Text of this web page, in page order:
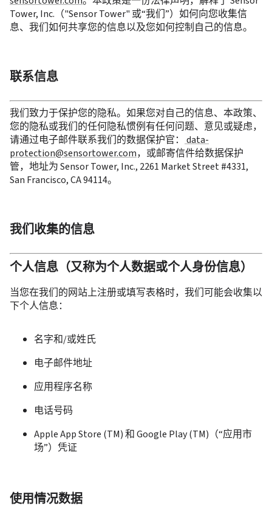
Tower, Inc.（"Sensor Tower" 或“我们”）如何向您收集信
息、我们如何共享您的信息以及您如何控制自己的信息。
联系信息
我们致力于保护您的隐私。如果您对自己的信息、本政策、
您的隐私或我们的任何隐私惯例有任何问题、意见或疑虑，
请通过电子邮件联系我们的数据保护官：
data-
protection@sensortower.com，或邮寄信件给数据保护
管，地址为 Sensor Tower, Inc., 2261 Market Street #4331,
San Francisco, CA 94114。
我们收集的信息
个人信息（又称为个人数据或个人身份信息）
当您在我们的网站上注册或填写表格时，我们可能会收集以
下个人信息：
名字和/或姓氏
电子邮件地址
应用程序名称
电话号码
Apple App Store (TM) 和 Google Play (TM)（“应用市
场”）凭证
使用情况数据